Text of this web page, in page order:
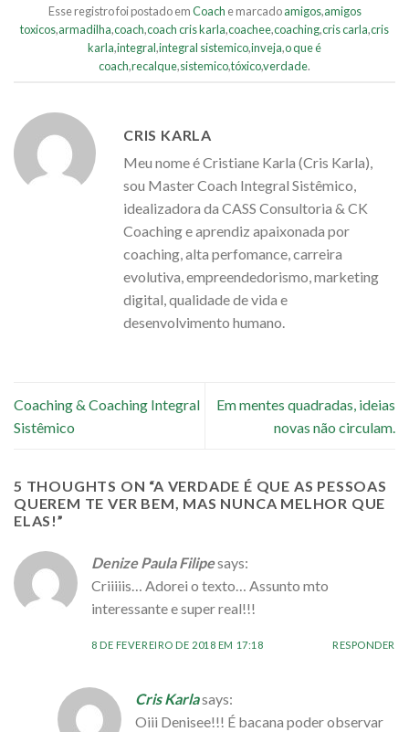
Esse registro foi postado emCoach e marcadoamigos,amigos
toxicos,armadilha,coach,coach cris karla,coachee,coaching,cris carla,cris
karla,integral,integral sistemico,inveja,o que é
coach,recalque,sistemico,tóxico,verdade.
CRIS KARLA
Meu nome é Cristiane Karla (Cris Karla),
sou Master Coach Integral Sistêmico,
idealizadora da CASS Consultoria & CK
Coaching e aprendiz apaixonada por
coaching, alta perfomance, carreira
evolutiva, empreendedorismo, marketing
digital, qualidade de vida e
desenvolvimento humano.
Coaching & Coaching Integral
Sistêmico
Em mentes quadradas, ideias
novas não circulam.
5 THOUGHTS ON “A VERDADE É QUE AS PESSOAS
QUEREM TE VER BEM, MAS NUNCA MELHOR QUE
ELAS!”
Denize Paula Filipesays:
Criiiiis… Adorei o texto… Assunto mto
interessante e super real!!!
8 DE FEVEREIRO DE 2018 EM 17:18 RESPONDER
Cris Karlasays:
Oiii Denisee!!! É bacana poder observar